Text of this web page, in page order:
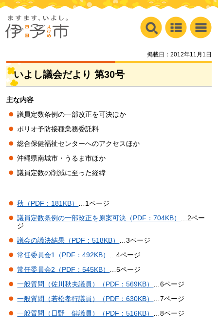
掲載日：2012年11月1日
いよし議会だより 第30号
主な内容
議員定数条例の一部改正を可決ほか
ポリオ予防接種業務委託料
総合保健福祉センターへのアクセスほか
沖縄県南城市・うるま市ほか
議員定数の削減に至った経緯
秋（PDF：181KB） …1ページ
議員定数条例の一部改正を原案可決（PDF：704KB） …2ペー
ジ
議会の議決結果（PDF：518KB） …3ページ
常任委員会1（PDF：492KB） …4ページ
常任委員会2（PDF：545KB） …5ページ
一般質問（佐川秋夫議員）（PDF：569KB） …6ページ
一般質問（若松孝行議員）（PDF：630KB） …7ページ
一般質問（日野 健議員）（PDF：516KB） …8ページ